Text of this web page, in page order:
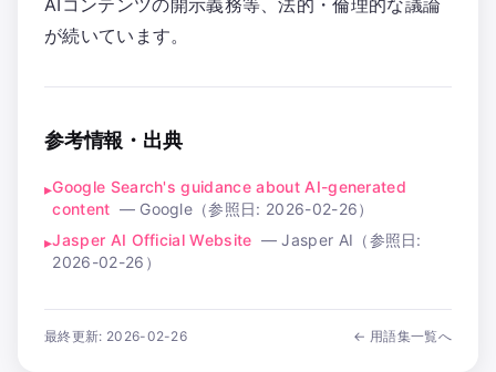
AIコンテンツの開示義務等、法的・倫理的な議論
が続いています。
参考情報・出典
▸Google Search's guidance about AI-generated
content — Google （参照日: 2026-02-26）
▸Jasper AI Official Website —Jasper AI （参照日:
2026-02-26 ）
最終更新: 2026-02-26 ← 用語集一覧へ